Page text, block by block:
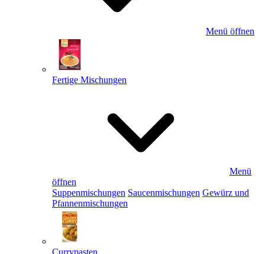
Menü öffnen
Fertige Mischungen
Menü
öffnen
Suppenmischungen Saucenmischungen Gewürz und
Pfannenmischungen
Currypasten